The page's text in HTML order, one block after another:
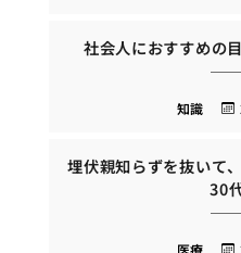
社会人におすすめの
知識
埋伏親知らずを抜いて
30